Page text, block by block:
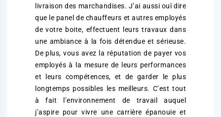
livraison des marchandises. J’ai aussi ouï dire
que le panel de chauffeurs et autres employés
de votre boite, effectuent leurs travaux dans
une ambiance à la fois détendue et sérieuse.
De plus, vous avez la réputation de payer vos
employés à la mesure de leurs performances
et leurs compétences, et de garder le plus
longtemps possibles les meilleurs. C’est tout
à fait l’environnement de travail auquel
j’aspire pour vivre une carrière épanouie et